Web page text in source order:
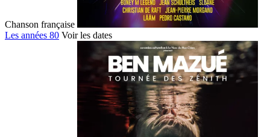
Chanson française
Les années 80 Voir les dates